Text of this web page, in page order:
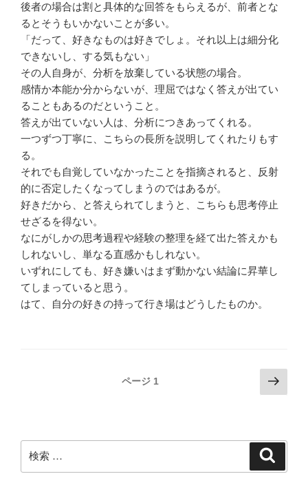
後者の場合は割と具体的な回答をもらえるが、前者とな
るとそうもいかないことが多い。
「だって、好きなものは好きでしょ。それ以上は細分化
できないし、する気もない」
その人自身が、分析を放棄している状態の場合。
感情か本能か分からないが、理屈ではなく答えが出てい
ることもあるのだということ。
答えが出ていない人は、分析につきあってくれる。
一つずつ丁寧に、こちらの長所を説明してくれたりもす
る。
それでも自覚していなかったことを指摘されると、反射
的に否定したくなってしまうのではあるが。
好きだから、と答えられてしまうと、こちらも思考停止
せざるを得ない。
なにがしかの思考過程や経験の整理を経て出た答えかも
しれないし、単なる直感かもしれない。
いずれにしても、好き嫌いはまず動かない結論に昇華し
てしまっていると思う。
はて、自分の好きの持って行き場はどうしたものか。
ゲ
ー
ページ 1
次
の
ジ
検
索: